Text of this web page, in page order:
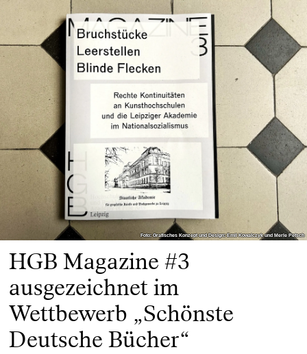
Foto: Grafisches Konzept und Design: Emil Kowalczyk und Merle Petsch
Foto: Grafisches Konzept und Design: Emil Kowalczyk und Merle Petsch
HGB Magazine #3
ausgezeichnet im
Wettbewerb „Schönste
Deutsche Bücher“